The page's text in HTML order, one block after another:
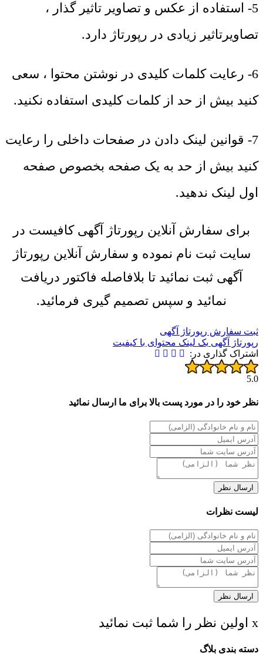
5- استفاده از عکس و تصاویر تاثیر گذار ،
تصاویرتاثیر زیادی در رپورتاژ دارد.
6- رعایت کلمات کلیدی در نوشتن محتوا ، سعی
کنید بیش از حد از کلمات کلیدی استفاده نکنید.
7- قوانین لینک دادن در صفحات داخلی را رعایت
کنید بیش از حد به یک صفحه بخصوص صفحه
اول لینک ندهید.
برای سفارش آنلاین رپورتاژ آگهی کافیست در
سایت ثبت نام نموده و سفارش آنلاین رپورتاژ
آگهی ثبت نمائید تا بلافاصله فاکتور دریافت
نمائید و سپس تصمیم گیری فرمائید.
ثبت سفارش رپورتاژ آگهی
رپورتاژ آگهی بک لینک محتوای با کیفیت
اشتراک گذاری در:
5.0
نظر خود را در مورد پست بالا برای ما ارسال نمائید
ارسال نظر
لیست نظرات
ارسال نظر
x اولین نظر را شما ثبت نمائید
دسته بندی بلاگ